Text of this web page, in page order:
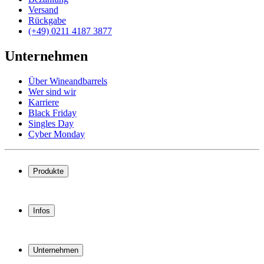
Versand
Rückgabe
(+49) 0211 4187 3877
Unternehmen
Über Wineandbarrels
Wer sind wir
Karriere
Black Friday
Singles Day
Cyber Monday
Produkte
Weinregal
Weinmöbel
Infos
Garantie
Bezahlung
Unternehmen